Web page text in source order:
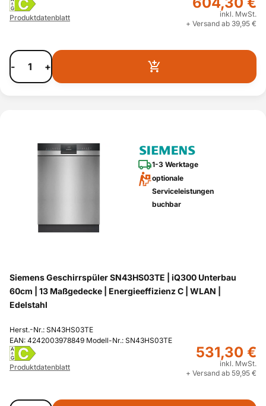
G
Produktdatenblatt
inkl. MwSt.
+ Versand ab 39,95 €
- +
1-3 Werktage
optionale
Serviceleistungen
buchbar
Siemens Geschirrspüler SN43HS03TE | iQ300 Unterbau
60cm | 13 Maßgedecke | Energieeffizienz C | WLAN |
Edelstahl
Herst.-Nr.: SN43HS03TE
EAN: 4242003978849 Modell-Nr.: SN43HS03TE
A
G
C
Produktdatenblatt
531,30 €
inkl. MwSt.
+ Versand ab 59,95 €